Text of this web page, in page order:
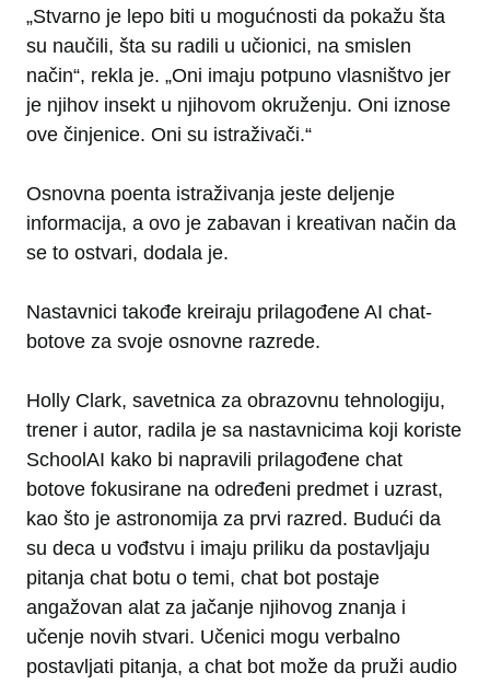
„Stvarno je lepo biti u mogućnosti da pokažu šta
su naučili, šta su radili u učionici, na smislen
način“, rekla je. „Oni imaju potpuno vlasništvo jer
je njihov insekt u njihovom okruženju. Oni iznose
ove činjenice. Oni su istraživači.“
Osnovna poenta istraživanja jeste deljenje
informacija, a ovo je zabavan i kreativan način da
se to ostvari, dodala je.
Nastavnici takođe kreiraju prilagođene AI chat-
botove za svoje osnovne razrede.
Holly Clark, savetnica za obrazovnu tehnologiju,
trener i autor, radila je sa nastavnicima koji koriste
SchoolAI kako bi napravili prilagođene chat
botove fokusirane na određeni predmet i uzrast,
kao što je astronomija za prvi razred. Budući da
su deca u vođstvu i imaju priliku da postavljaju
pitanja chat botu o temi, chat bot postaje
angažovan alat za jačanje njihovog znanja i
učenje novih stvari. Učenici mogu verbalno
postavljati pitanja, a chat bot može da pruži audio